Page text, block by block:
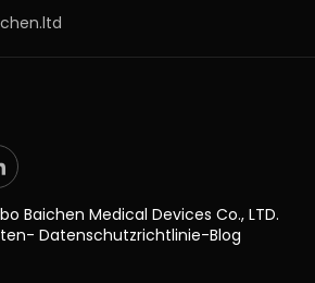
Baichen Medical Devices Co., LTD.
Datenschutzrichtlinie-Blog